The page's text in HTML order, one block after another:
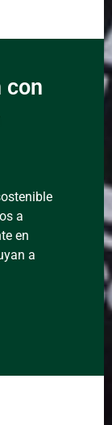
con
a
en
a